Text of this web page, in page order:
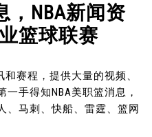
，NBA新闻资
篮球联赛
赛程，提供大量的视频、
手得知NBA美职篮消息，
、马刺、快船、雷霆、篮网